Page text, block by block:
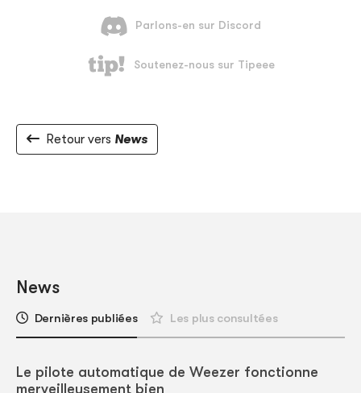
Retour vers News
News
Dernières publiées Les plus consultées
Le pilote automatique de Weezer fonctionne
merveilleusement bien